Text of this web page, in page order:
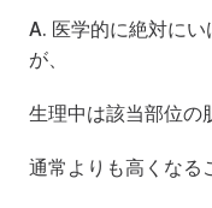
A. 医学的に絶対に
が、
生理中は該当部位の
通常よりも高くなる